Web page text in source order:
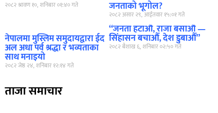
२०८२ श्रावण १०, शनिबार ०१:४० गते जनताको भूगोल?
२०८२ असार २९, आईतवार १५:०१ गते
नेपालमा मुस्लिम समुदायद्वारा ईद
अल अधा पर्व श्रद्धा र भव्यताका
साथ मनाइयो
२०८२ जेष्ठ २४, शनिबार १२:१४ गते
“जनता हटाऔं, राजा बसाऔं —
सिंहासन बचाऔं, देश डुबाऔं”
२०८२ बैशाख ६, शनिबार ०२:५० गते
ताजा समाचार